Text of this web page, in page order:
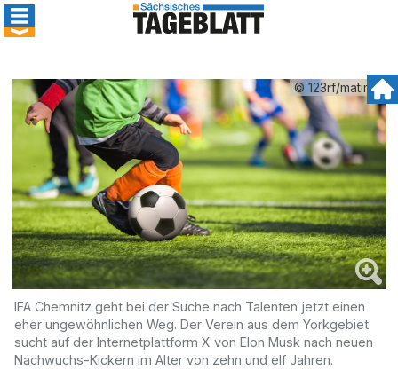
© 123rf/matimix
IFA Chemnitz geht bei der Suche nach Talenten jetzt einen
eher ungewöhnlichen Weg. Der Verein aus dem Yorkgebiet
sucht auf der Internetplattform X von Elon Musk nach neuen
Nachwuchs-Kickern im Alter von zehn und elf Jahren.